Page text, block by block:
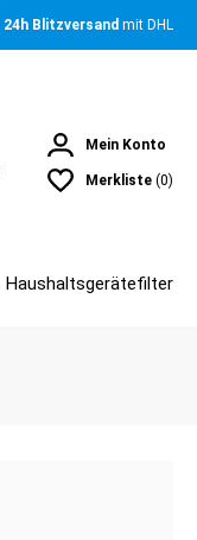
24h Blitzversand mit DHL
Mein Konto
Merkliste (0)
Haushaltsgerätefilter